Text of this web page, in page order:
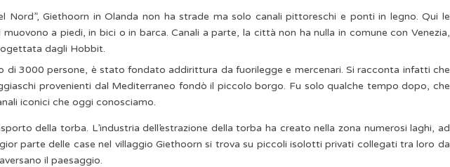
Nord”, Giethoorn in Olanda non ha strade ma solo canali pittoreschi e ponti in legno. Qui le
a piedi, in bici o in barca. Canali a parte, la città non ha nulla in comune con Venezia,
dagli Hobbit.
di 3000 persone, è stato fondato addirittura da fuorilegge e mercenari. Si racconta infatti che
provenienti dal Mediterraneo fondò il piccolo borgo. Fu solo qualche tempo dopo, che
iconici che oggi conosciamo.
della torba. L’industria dell’estrazione della torba ha creato nella zona numerosi laghi, ad
parte delle case nel villaggio Giethoorn si trova su piccoli isolotti privati collegati tra loro da
il paesaggio.